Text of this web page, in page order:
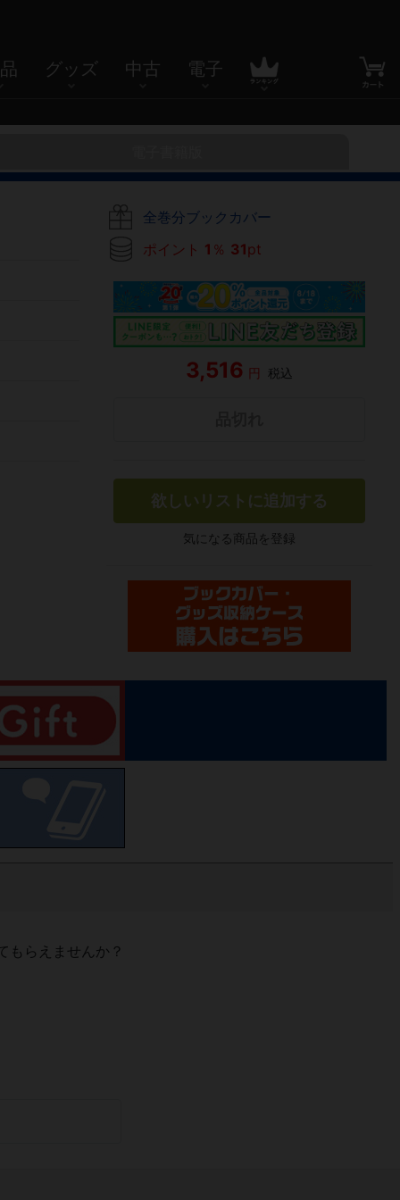
グッズ 中古 電子
全巻分ブックカバー
ポイント 1 ％ 31pt
3,516 円 税込
欲しいリストに追加する
気になる商品を登録
もらえませんか？